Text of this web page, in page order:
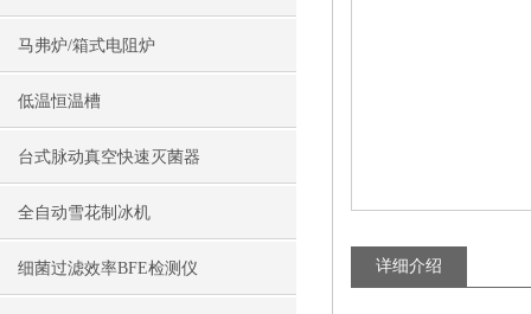
马弗炉/箱式电阻炉
低温恒温槽
台式脉动真空快速灭菌器
全自动雪花制冰机
细菌过滤效率BFE检测仪 详细介绍